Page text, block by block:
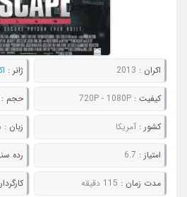
اکران : 2013 ژانر :
کیفیت :720P - 1080P حجم :
کشور :آمریکا زبان :
امتیاز : 6.7 رده
مدت زمان : 115 دقیقه